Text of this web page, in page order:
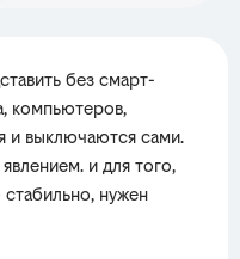
без смарт-
компьютеров,
и выключаются сами.
и для того,
нужен